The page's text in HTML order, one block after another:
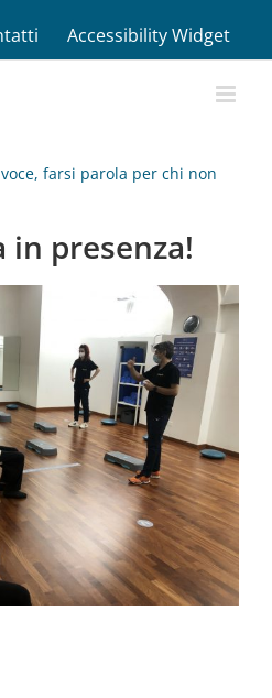
Accessibility Widget
farsi parola per chi non
in presenza!